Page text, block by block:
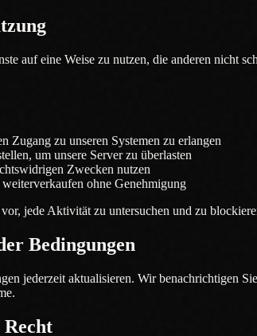
auf eine Weise zu nutzen, die anderen nicht
Zugang zu unseren Systemen zu erlangen
um unsere Server zu überlasten
Zwecken nutzen
ohne Genehmigung
jede Aktivität zu untersuchen und zu
Bedingungen
jederzeit aktualisieren. Wir benachrichtigen
Recht